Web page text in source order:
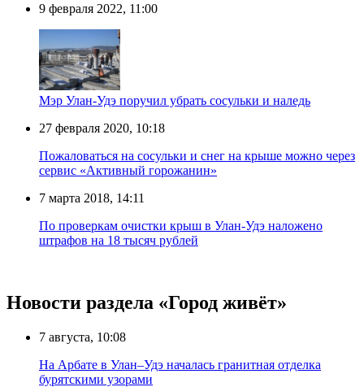
9 февраля 2022, 11:00
Мэр Улан-Удэ поручил убрать сосульки и наледь
27 февраля 2020, 10:18
Пожаловаться на сосульки и снег на крыше можно через
сервис «Активный горожанин»
7 марта 2018, 14:11
По проверкам очистки крыш в Улан-Удэ наложено
штрафов на 18 тысяч рублей
Новости раздела «Город живёт»
7 августа, 10:08
На Арбате в Улан–Удэ началась гранитная отделка
бурятскими узорами